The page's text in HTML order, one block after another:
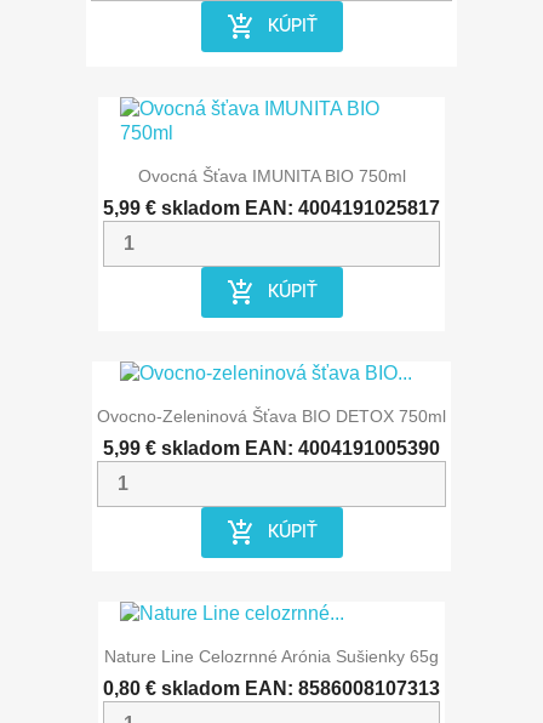
add_shopping_cart KÚPIŤ
Ovocná Šťava IMUNITA BIO 750ml
5,99 € skladom EAN: 4004191025817
add_shopping_cart KÚPIŤ
Ovocno-Zeleninová Šťava BIO DETOX 750ml
5,99 € skladom EAN: 4004191005390
add_shopping_cart KÚPIŤ
Nature Line Celozrnné Arónia Sušienky 65g
0,80 € skladom EAN: 8586008107313